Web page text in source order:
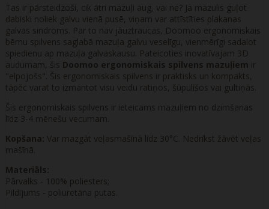
Tas ir pārsteidzoši, cik ātri mazuļi aug, vai ne? Ja mazulis guļot
dabiski noliek galvu vienā pusē, viņam var attīstīties plakanas
galvas sindroms. Par to nav jāuztraucas, Doomoo ergonomiskais
bērnu spilvens saglabā mazuļa galvu veselīgu, vienmērīgi sadalot
spiedienu ap mazuļa galvaskausu. Pateicoties inovatīvajam 3D
audumam, šis Doomoo ergonomiskais spilvens mazuļiem ir
"elpojošs". Šis ergonomiskais spilvens ir praktisks un kompakts,
tāpēc varat to izmantot visu veidu ratiņos, šūpulīšos vai gultiņās.
Šis ergonomiskais spilvens ir ieteicams mazuļiem no dzimšanas
līdz 3-4 mēnešu vecumam.
Kopšana: Var mazgāt veļasmašīnā līdz 30°C. Nedrīkst žāvēt veļas
mašīnā.
Materiāls:
Pārvalks - 100% poliesters;
Pildījums - poliuretāna putas.